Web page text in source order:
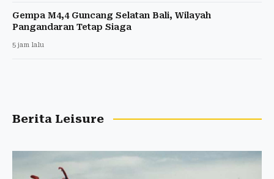
Gempa M4,4 Guncang Selatan Bali, Wilayah
Pangandaran Tetap Siaga
5 jam lalu
Berita Leisure